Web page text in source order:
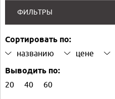
ФИЛЬТРЫ
Сортировать по:
названию цене
Выводить по:
20 40 60